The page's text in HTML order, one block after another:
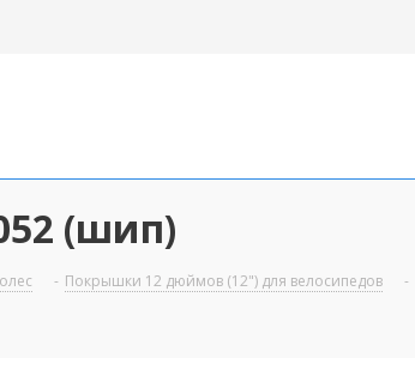
(шип)
- Покрышки 12 дюймов (12") для велосипедов -